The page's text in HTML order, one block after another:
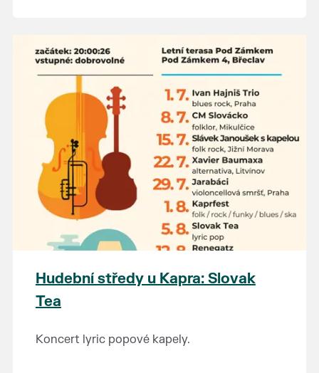
Hudební středy u Kapra: Slovak
Tea
Koncert lyric popové kapely.